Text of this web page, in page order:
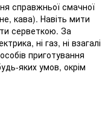
справжньої смачної
кава). Навіть мити
серветкою. За
ні газ, ні взагалі
приготування
яких умов, окрім